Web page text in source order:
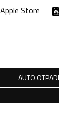
Apple Store
AUTO OTPADI